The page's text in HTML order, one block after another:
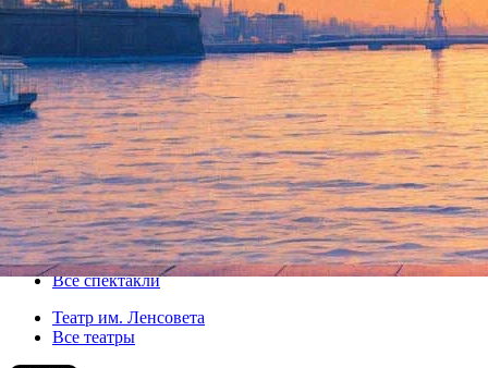
Режиссер Юрий Бутусов
вновь ставит Чехова
31 марта 2017, пятница,19.00-29 апреля 2017, суббота
Версия для печати
Все спектакли
Театр им. Ленсовета
Все театры